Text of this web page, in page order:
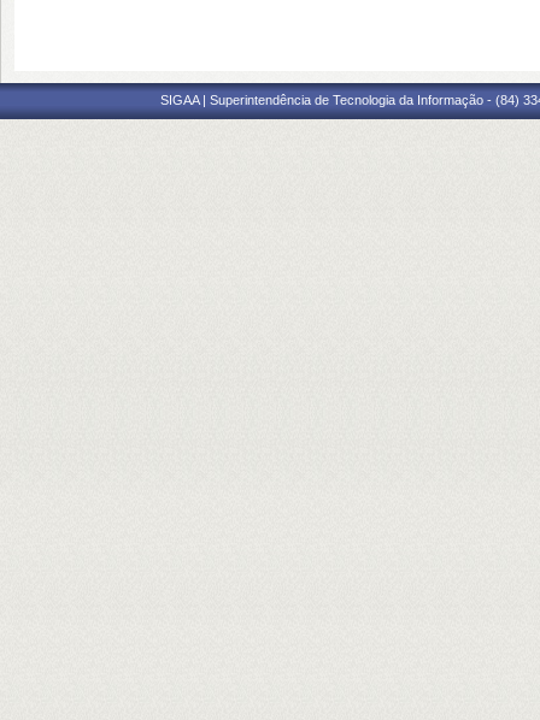
SIGAA | Superintendência de Tecnologia da Informação - (84)